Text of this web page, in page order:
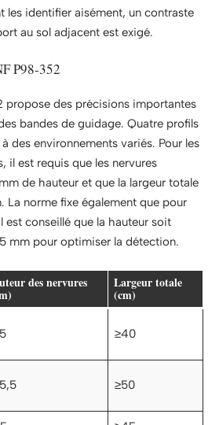
les identifier aisément, un contraste
au sol adjacent est exigé.
P98-352
propose des précisions importantes
bandes de guidage. Quatre profils
des environnements variés. Pour les
il est requis que les nervures
de hauteur et que la largeur totale
La norme fixe également que pour
est conseillé que la hauteur soit
mm pour optimiser la détection.
des nervures Largeur totale
(cm)
≥40
≥50